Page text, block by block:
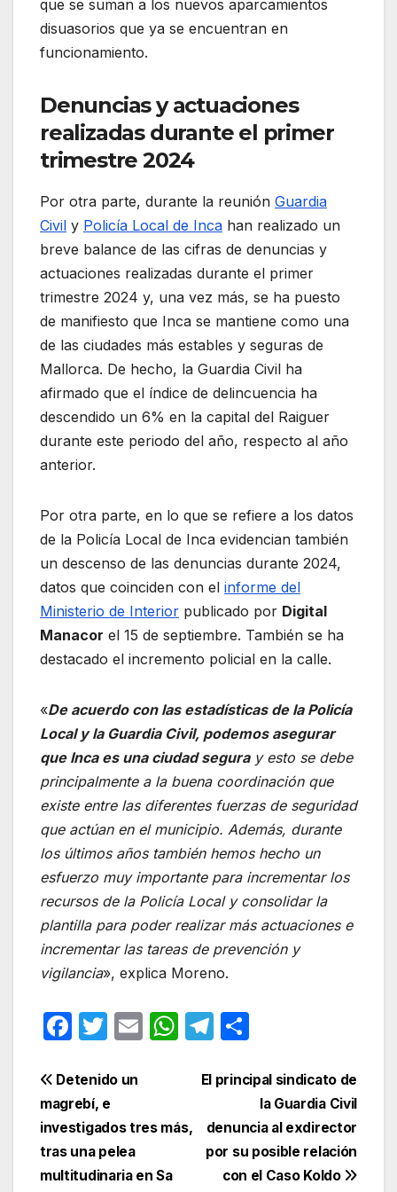
que se suman a los nuevos aparcamientos
disuasorios que ya se encuentran en
funcionamiento.
Denuncias y actuaciones
realizadas durante el primer
trimestre 2024
Por otra parte, durante la reunión Guardia
Civil y Policía Local de Inca han realizado un
breve balance de las cifras de denuncias y
actuaciones realizadas durante el primer
trimestre 2024 y, una vez más, se ha puesto
de manifiesto que Inca se mantiene como una
de las ciudades más estables y seguras de
Mallorca. De hecho, la Guardia Civil ha
afirmado que el índice de delincuencia ha
descendido un 6% en la capital del Raiguer
durante este periodo del año, respecto al año
anterior.
Por otra parte, en lo que se refiere a los datos
de la Policía Local de Inca evidencian también
un descenso de las denuncias durante 2024,
datos que coinciden con el informe del
Ministerio de Interior publicado por Digital
Manacor el 15 de septiembre. También se ha
destacado el incremento policial en la calle.
«De acuerdo con las estadísticas de la Policía
Local y la Guardia Civil, podemos asegurar
que Inca es una ciudad seguray esto se debe
principalmente a la buena coordinación que
existe entre las diferentes fuerzas de seguridad
que actúan en el municipio. Además, durante
los últimos años también hemos hecho un
esfuerzo muy importante para incrementar los
recursos de la Policía Local y consolidar la
plantilla para poder realizar más actuaciones e
incrementar las tareas de prevención y
vigilancia», explica Moreno.
F
c
e
b
o
T
itt
er
E
W
at
A
T
e
a
m
m
p
ar
tir
Navegación
de
entradas
El principal sindicato de
la Guardia Civil
denuncia al exdirector
por su posible relación
con el Caso Koldo
Detenido un
magrebí, e
investigados tres más,
tras una pelea
multitudinaria en Sa